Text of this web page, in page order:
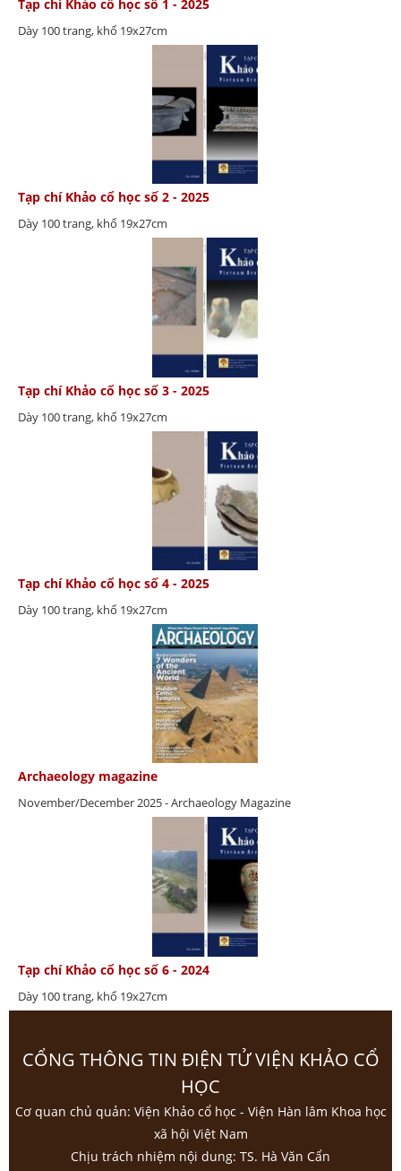
Tạp chí Khảo cổ học số 1 - 2025
Dày 100 trang, khổ 19x27cm
Tạp chí Khảo cổ học số 2 - 2025
Dày 100 trang, khổ 19x27cm
Tạp chí Khảo cổ học số 3 - 2025
Dày 100 trang, khổ 19x27cm
Tạp chí Khảo cổ học số 4 - 2025
Dày 100 trang, khổ 19x27cm
Archaeology magazine
November/December 2025 - Archaeology Magazine
Tạp chí Khảo cổ học số 6 - 2024
Dày 100 trang, khổ 19x27cm
CỔNG THÔNG TIN ĐIỆN TỬ VIỆN KHẢO CỔ
HỌC
Cơ quan chủ quản: Viện Khảo cổ học - Viện Hàn lâm Khoa học
xã hội Việt Nam
Chịu trách nhiệm nội dung: TS. Hà Văn Cẩn